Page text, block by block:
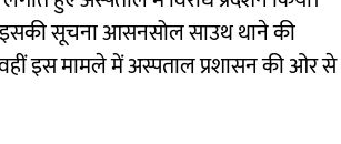
सूचना आसनसोल साउथ थाने की
इस मामले में अस्पताल प्रशासन की ओर से